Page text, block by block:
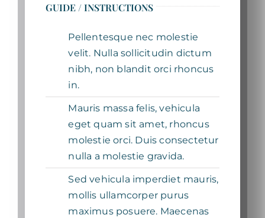
GUIDE / INSTRUCTIONS
Pellentesque nec molestie
velit. Nulla sollicitudin dictum
nibh, non blandit orci rhoncus
in.
Mauris massa felis, vehicula
eget quam sit amet, rhoncus
molestie orci. Duis consectetur
nulla a molestie gravida.
Sed vehicula imperdiet mauris,
mollis ullamcorper purus
maximus posuere. Maecenas